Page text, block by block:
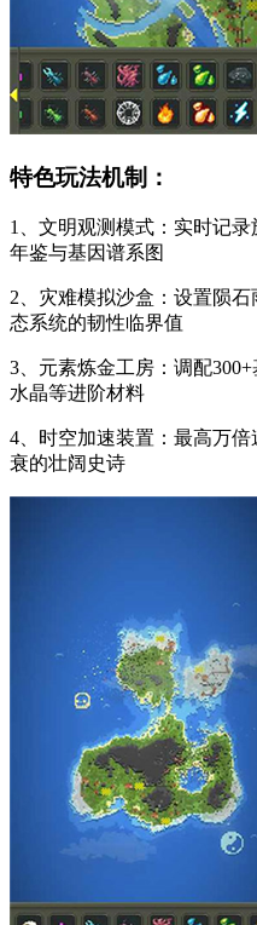
特色玩法机制：
1、文明观测模式：实时记
年鉴与基因谱系图
2、灾难模拟沙盒：设置陨
态系统的韧性临界值
3、元素炼金工房：调配
水晶等进阶材料
4、时空加速装置：最高万
衰的壮阔史诗